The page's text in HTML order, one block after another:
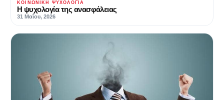
ΚΟΙΝΩΝΙΚΉ ΨΥΧΟΛΟΓΊΑ
Η ψυχολογία της ανασφάλειας
31 Μαΐου, 2026